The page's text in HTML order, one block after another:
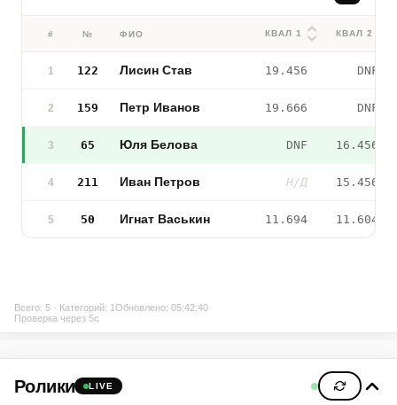
# № ФИО КВАЛ 1 КВАЛ 2
1 122 Лисин Став 19.456 DNF
2 159 Петр Иванов 19.666 DNF
3 65 Юля Белова DNF 16.456
4 211 Иван Петров Н/Д 15.456
5 50 Игнат Васькин 11.694 11.604
Всего: 5 · Категорий: 1Обновлено: 05:42:40
Проверка через 5с
Ролики LIVE